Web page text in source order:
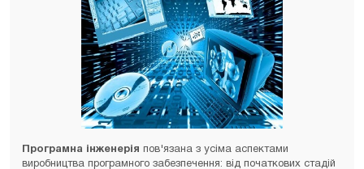
Програмна інженерія пов'язана з усіма аспектами
виробництва програмного забезпечення: від початкових стадій